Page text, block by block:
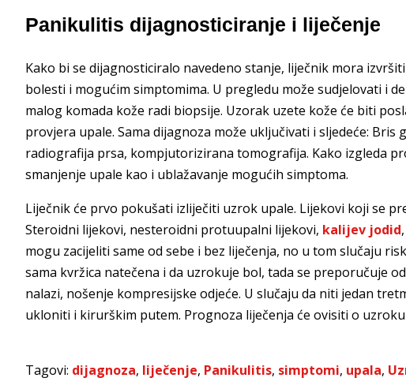
Panikulitis dijagnosticiranje i liječenje
Kako bi se dijagnosticiralo navedeno stanje, liječnik mora
bolesti i mogućim simptomima. U pregledu može sudjelovati i
malog komada kože radi biopsije. Uzorak uzete kože će biti
provjera upale. Sama dijagnoza može uključivati i sljedeće:
radiografija prsa, kompjutorizirana tomografija. Kako izgleda
smanjenje upale kao i ublažavanje mogućih simptoma.
Liječnik će prvo pokušati izliječiti uzrok upale. Lijekovi koji se
Steroidni lijekovi, nesteroidni protuupalni lijekovi, kalijev jodid
mogu zacijeliti same od sebe i bez liječenja, no u tom slučaju
sama kvržica natečena i da uzrokuje bol, tada se preporučuje
nalazi, nošenje kompresijske odjeće. U slučaju da niti jedan
ukloniti i kirurškim putem. Prognoza liječenja će ovisiti o
Tagovi: dijagnoza, liječenje, Panikulitis, simptomi, upala,